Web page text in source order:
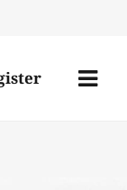
Menü